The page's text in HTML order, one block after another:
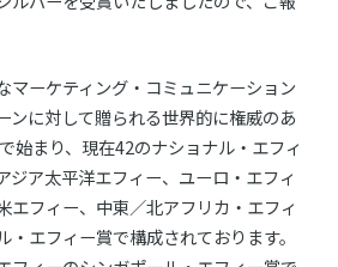
マーケティング・コミュニケーション
ンに対して贈られる世界的に権威のあ
始まり、現在42のナショナル・エフィ
ジア太平洋エフィー、ユーロ・エフィ
エフィー、中東／北アフリカ・エフィ
エフィー賞で構成されております。